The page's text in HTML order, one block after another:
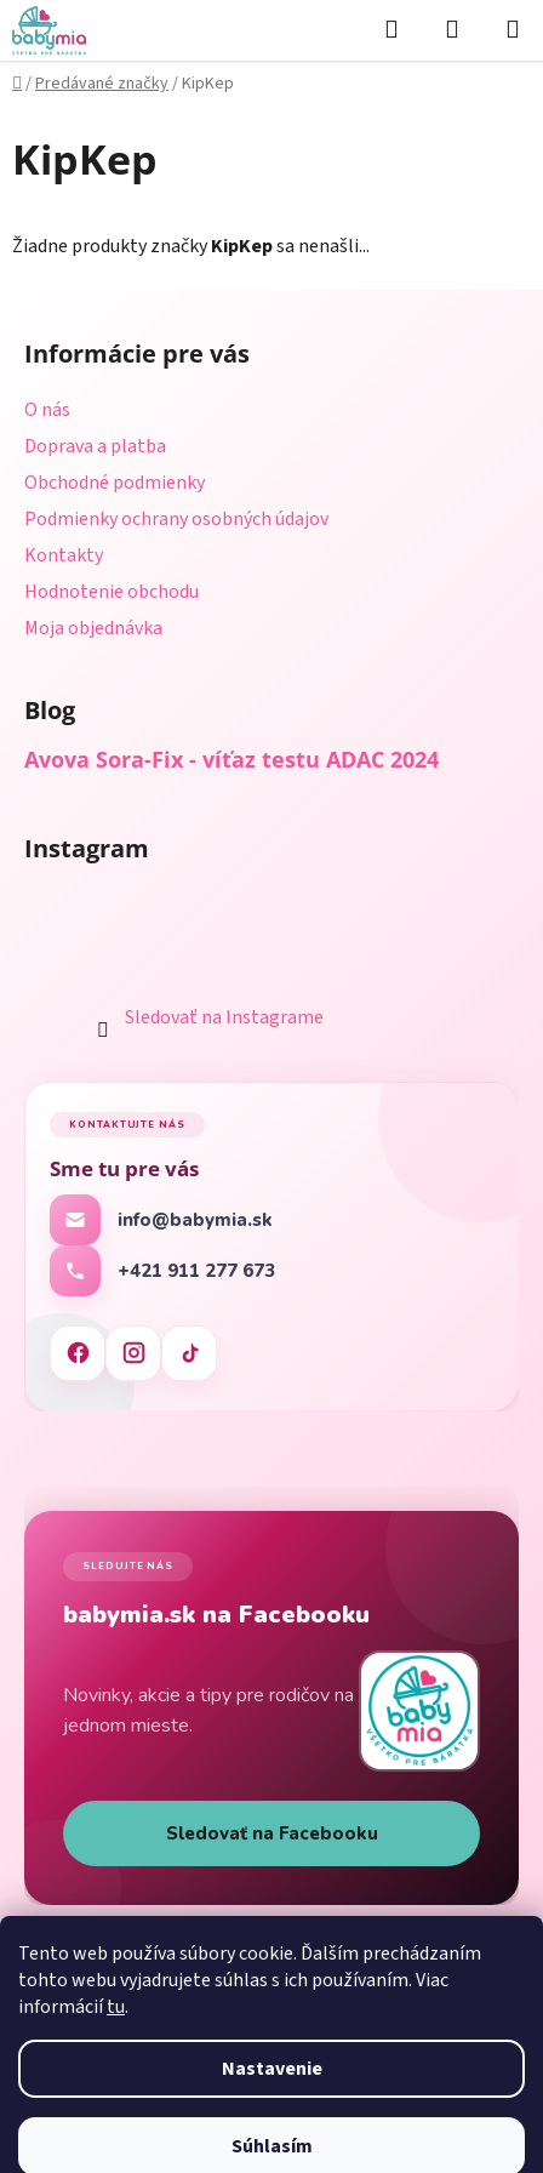
Tento web používa súbory cookie. Ďalším prechádzaním
tohto webu vyjadrujete súhlas s ich používaním. Viac
informáciítu.
Nastavenie
Súhlasím
Prejsť
na
obsah
Hľadať
KOŠÍK
Domov
/Predávané značky/KipKep
KipKep
Žiadne produkty značkyKipKepsa nenašli...
Informácie pre vás
O nás
Doprava a platba
Obchodné podmienky
Podmienky ochrany osobných údajov
Kontakty
Hodnotenie obchodu
Moja objednávka
Blog
Avova Sora-Fix - víťaz testu ADAC 2024
Instagram
Sledovať na Instagrame
KONTAKTUJTE NÁS
Sme tu pre vás
info@babymia.sk
+421 911 277 673
SLEDUJTE NÁS
babymia.sk na Facebooku
Novinky, akcie a tipy pre rodičov na
jednom mieste.
Sledovať na Facebooku
Vytvoril Shoptet